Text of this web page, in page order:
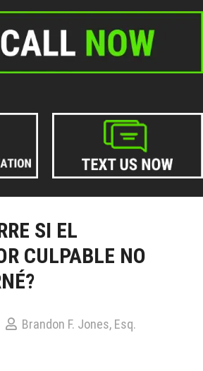
SI EL
CULPABLE NO
Brandon F. Jones, Esq.